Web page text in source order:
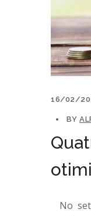
16/02/
BY
No